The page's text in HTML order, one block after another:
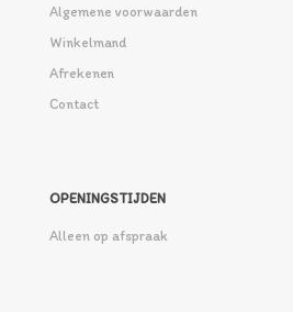
Algemene voorwaarden
Winkelmand
Afrekenen
Contact
OPENINGSTIJDEN
Alleen op afspraak